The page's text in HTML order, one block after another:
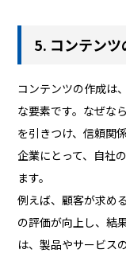
5. コンテン
コンテンツの作成は
な要素です。なぜな
を引きつけ、信頼関
企業にとって、自社
ます。
例えば、顧客が求め
の評価が向上し、結
は、製品やサービス